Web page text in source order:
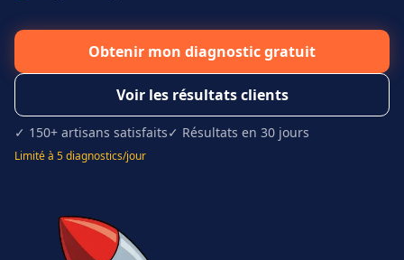
Obtenir mon diagnostic gratuit
Voir les résultats clients
✓ 150+ artisans satisfaits✓ Résultats en 30 jours
Limité à 5 diagnostics/jour